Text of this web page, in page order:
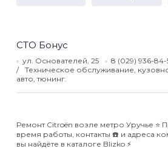
СТО Бонус
ул. Основателей, 25 8 (029) 936-84-
Техническое обслуживание,
авто, тюнинг.
Ремонт Citroën возле метро Уручье ⭐️
время работы, контакты ☎️ и адреса
вы найдёте в каталоге Blizko ⚡️